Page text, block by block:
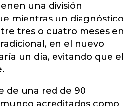
una división
mientras un diagnóstico
tres o cuatro meses en
en el nuevo
un día, evitando que el
de una red de 90
acreditados como